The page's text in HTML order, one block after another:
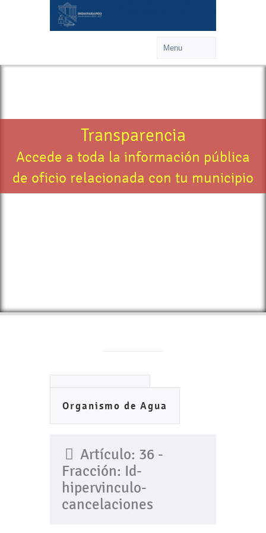
Transparencia
Accede a toda la información pública
de oficio relacionada con tu municipio
Organismo de Agua
Artículo: 36 -
Fracción: Id-
hipervinculo-
cancelaciones